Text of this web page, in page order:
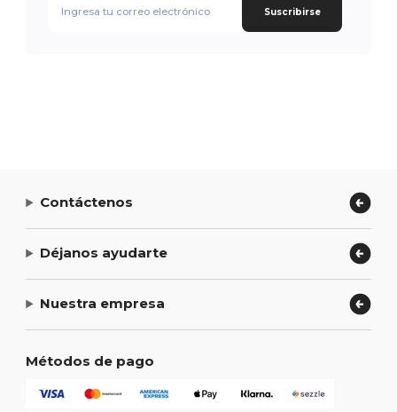
Suscribirse
Contáctenos
Déjanos ayudarte
Nuestra empresa
Métodos de pago